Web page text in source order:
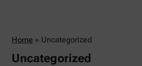
Home » Uncategorized
Uncategorized